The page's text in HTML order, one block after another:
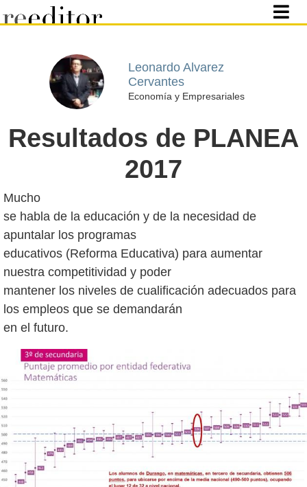
Leonardo Alvarez
Cervantes
Economía y Empresariales
Resultados de PLANEA
2017
Mucho
se habla de la educación y de la necesidad de
apuntalar los programas
educativos (Reforma Educativa) para aumentar
nuestra competitividad y poder
mantener los niveles de cualificación adecuados para
los empleos que se demandarán